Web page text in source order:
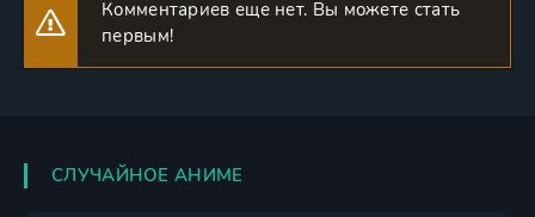
Комментариев еще нет. Вы можете стать
первым!
СЛУЧАЙНОЕ АНИМЕ